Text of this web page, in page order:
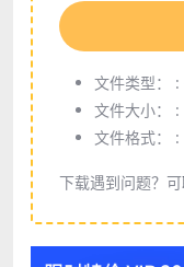
文件类型： :
文件大小： :
文件格式： :
下载遇到问题？可